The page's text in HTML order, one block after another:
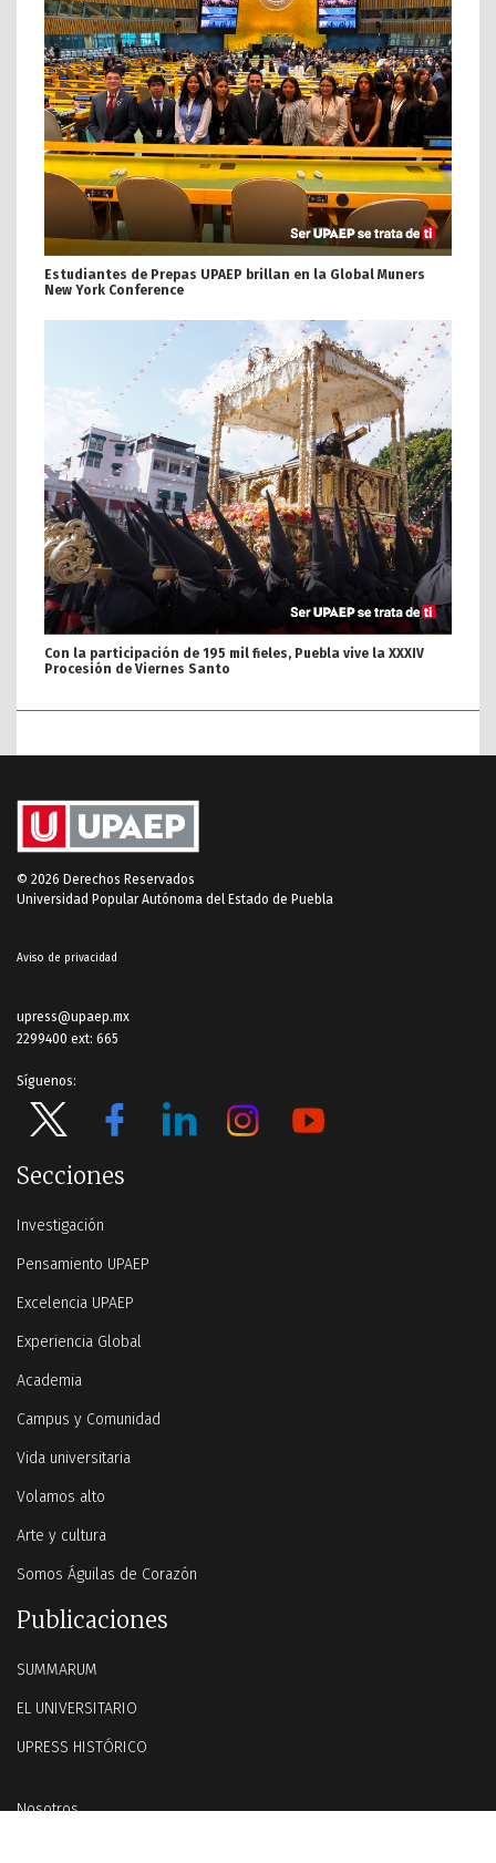
Estudiantes de Prepas UPAEP brillan en la Global Muners
New York Conference
Con la participación de 195 mil fieles, Puebla vive la XXXIV
Procesión de Viernes Santo
© 2026 Derechos Reservados
Universidad Popular Autónoma del Estado de Puebla
Aviso de privacidad
upress@upaep.mx
2299400 ext: 665
Síguenos:
Secciones
Investigación
Pensamiento UPAEP
Excelencia UPAEP
Experiencia Global
Academia
Campus y Comunidad
Vida universitaria
Volamos alto
Arte y cultura
Somos Águilas de Corazón
Publicaciones
SUMMARUM
EL UNIVERSITARIO
UPRESS HISTÓRICO
Nosotros